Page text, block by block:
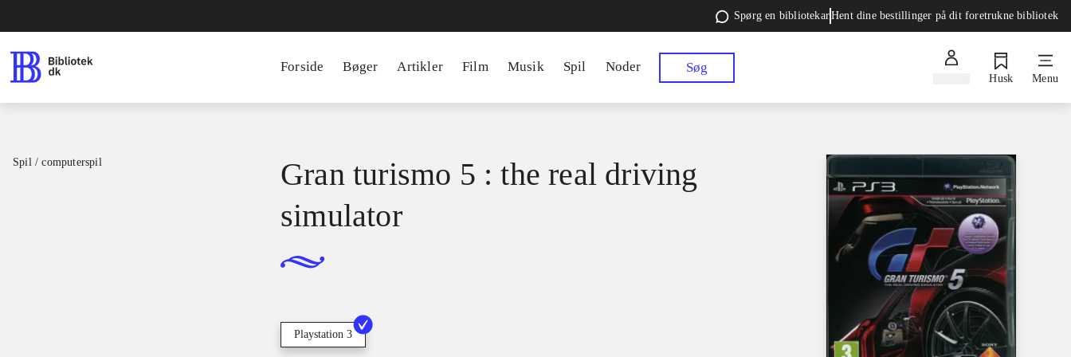
Spørg en bibliotekarHent dine bestillinger på dit foretrukne bibliotek
Forside Bøger Artikler Film Musik Spil Noder Søg
Husk Menu
Spil / computerspil
Gran turismo 5 : the real driving
simulator
Playstation 3